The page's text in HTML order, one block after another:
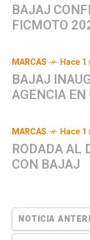
BAJAJ
FICMOTO
MARCAS Hace 1
BAJAJ
AGENCIA EN
MARCAS Hace 1
RODADA AL
CON BAJAJ
NOTICIA